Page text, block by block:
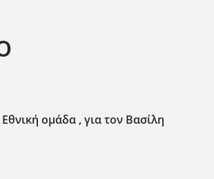
ομάδα , για τον Βασίλη